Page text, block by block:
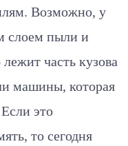
Возможно, у
слоем пыли и
часть кузова
машины, которая
это
то сегодня